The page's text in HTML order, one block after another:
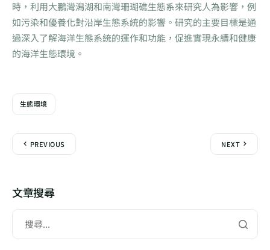
時，利用大鵬灣潟湖和南灣珊瑚礁生態系來研究人為影響，例
如污染和優養化對沿岸生態系統的影響。研究的主要目標是通
過深入了解海洋生態系統的運作和功能，促進實現永續和健康
的海洋生態環境。
生態環境
PREVIOUS NEXT
文章搜尋